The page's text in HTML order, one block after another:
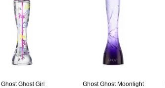
Ghost Ghost Girl Ghost Ghost Moonlight